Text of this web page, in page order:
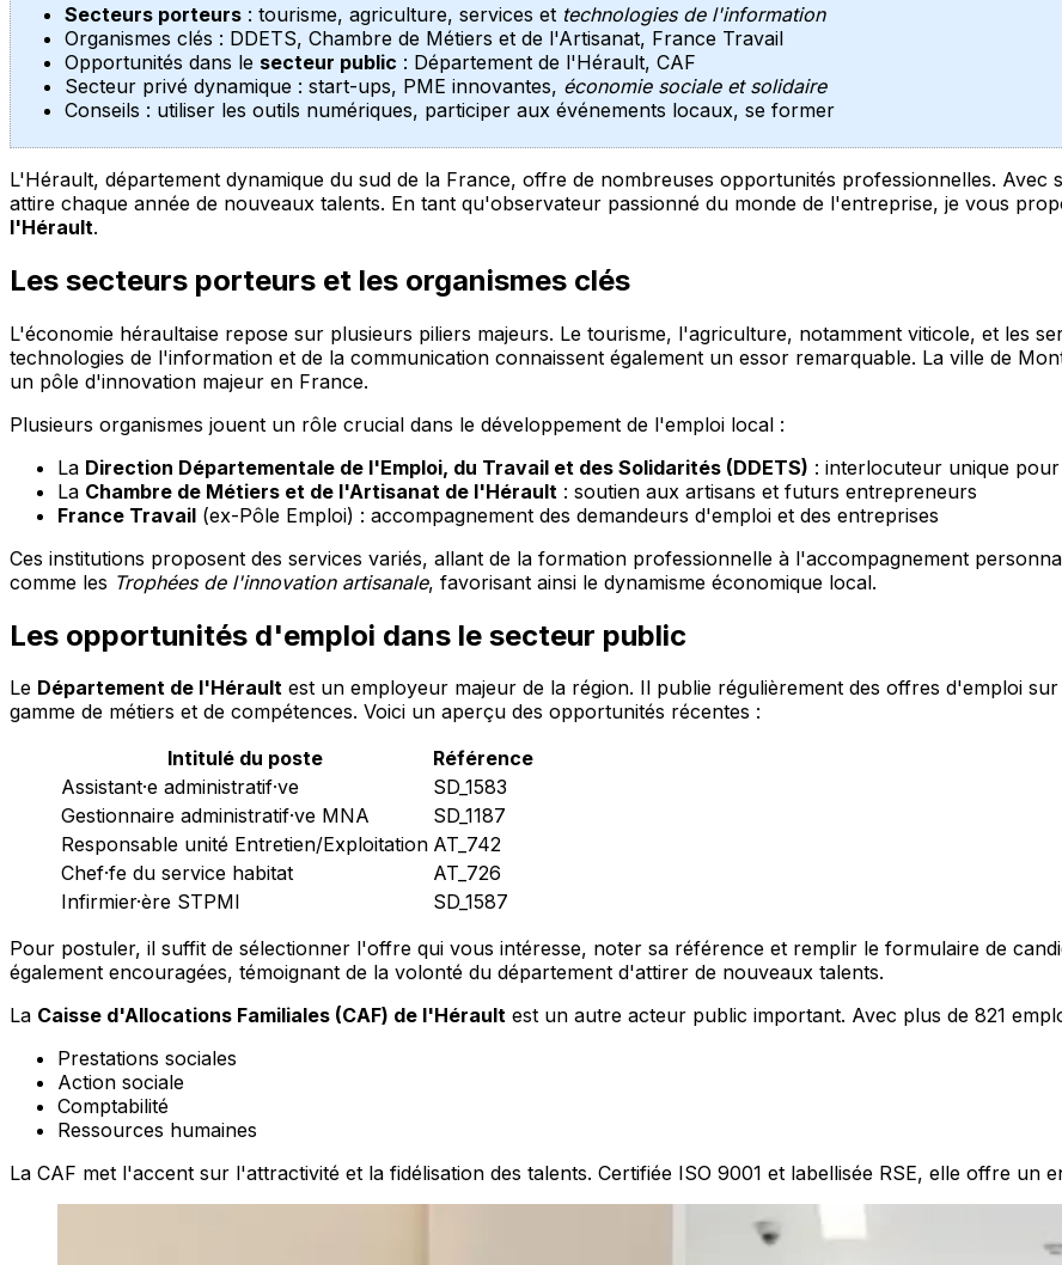
Secteurs porteurs : tourisme, agriculture, services et technologies de l'information
Organismes clés : DDETS, Chambre de Métiers et de l'Artisanat, France Travail
Opportunités dans le secteur public : Département de l'Hérault, CAF
Secteur privé dynamique : start-ups, PME innovantes, économie sociale et solidaire
Conseils : utiliser les outils numériques, participer aux événements locaux, se former
L'Hérault, département dynamique du sud de la France, offre de nombreuses opportunités professionnelles. Avec
attire chaque année de nouveaux talents. En tant qu'observateur passionné du monde de l'entreprise, je vous
l'Hérault.
Les secteurs porteurs et les organismes clés
L'économie héraultaise repose sur plusieurs piliers majeurs. Le tourisme, l'agriculture, notamment viticole, et les
technologies de l'information et de la communication connaissent également un essor remarquable. La ville de
un pôle d'innovation majeur en France.
Plusieurs organismes jouent un rôle crucial dans le développement de l'emploi local :
La Direction Départementale de l'Emploi, du Travail et des Solidarités (DDETS) : interlocuteur unique
La Chambre de Métiers et de l'Artisanat de l'Hérault : soutien aux artisans et futurs entrepreneurs
France Travail (ex-Pôle Emploi) : accompagnement des demandeurs d'emploi et des entreprises
Ces institutions proposent des services variés, allant de la formation professionnelle à l'accompagnement
comme les Trophées de l'innovation artisanale, favorisant ainsi le dynamisme économique local.
Les opportunités d'emploi dans le secteur public
Le Département de l'Hérault est un employeur majeur de la région. Il publie régulièrement des offres d'emploi
gamme de métiers et de compétences. Voici un aperçu des opportunités récentes :
Intitulé du poste
Référence
Assistant·e administratif·ve
SD_1583
Gestionnaire administratif·ve MNA
SD_1187
Responsable unité Entretien/Exploitation AT_742
Chef·fe du service habitat
AT_726
Infirmier·ère STPMI
SD_1587
Pour postuler, il suffit de sélectionner l'offre qui vous intéresse, noter sa référence et remplir le formulaire de
également encouragées, témoignant de la volonté du département d'attirer de nouveaux talents.
La Caisse d'Allocations Familiales (CAF) de l'Hérault est un autre acteur public important. Avec plus de 821
Prestations sociales
Action sociale
Comptabilité
Ressources humaines
La CAF met l'accent sur l'attractivité et la fidélisation des talents. Certifiée ISO 9001 et labellisée RSE, elle offre un